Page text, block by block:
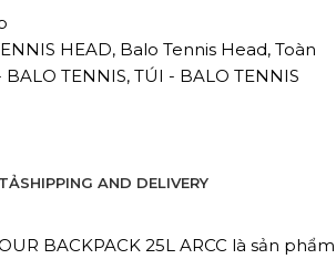
HEAD, Balo Tennis Head, Toàn
BALO TENNIS, TÚI - BALO TENNIS
SHIPPING AND DELIVERY
BACKPACK 25L ARCC là sản phẩm